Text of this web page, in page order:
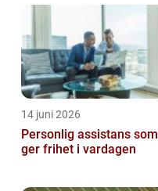
14 juni 2026
Personlig assistans som
ger frihet i vardagen